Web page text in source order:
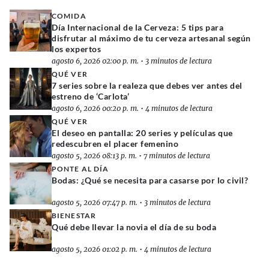
COMIDA
Día Internacional de la Cerveza: 5 tips para
disfrutar al máximo de tu cerveza artesanal según
los expertos
agosto 6, 2026 02:00 p. m. • 3 minutos de lectura
QUÉ VER
7 series sobre la realeza que debes ver antes del
estreno de ‘Carlota’
agosto 6, 2026 00:20 p. m. • 4 minutos de lectura
QUÉ VER
El deseo en pantalla: 20 series y películas que
redescubren el placer femenino
agosto 5, 2026 08:13 p. m. • 7 minutos de lectura
PONTE AL DÍA
Bodas: ¿Qué se necesita para casarse por lo civil?
agosto 5, 2026 07:47 p. m. • 3 minutos de lectura
BIENESTAR
Qué debe llevar la novia el día de su boda
agosto 5, 2026 01:02 p. m. • 4 minutos de lectura